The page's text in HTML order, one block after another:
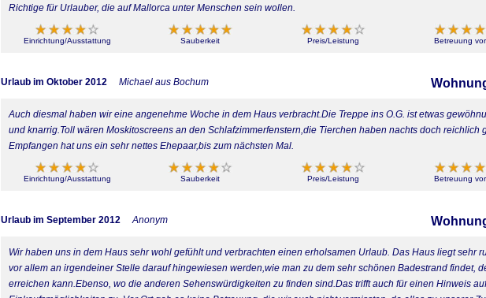
Richtige für Urlauber, die auf Mallorca unter Menschen sein wollen.
Einrichtung/Ausstattung Sauberkeit Preis/Leistung Betreuung
Urlaub im Oktober 2012 Michael aus Bochum
Auch diesmal haben wir eine angenehme Woche in dem Haus verbracht.Die Treppe ins O.G. ist etwas
und knarrig.Toll wären Moskitoscreens an den Schlafzimmerfenstern,die Tierchen haben nachts doch reichlich
Empfangen hat uns ein sehr nettes Ehepaar,bis zum nächsten Mal.
Einrichtung/Ausstattung Sauberkeit Preis/Leistung Betreuung
Urlaub im September 2012 Anonym
Wir haben uns in dem Haus sehr wohl gefühlt und verbrachten einen erholsamen Urlaub. Das Haus liegt sehr
vor allem an irgendeiner Stelle darauf hingewiesen werden,wie man zu dem sehr schönen Badestrand findet,
erreichen kann.Ebenso, wo die anderen Sehenswürdigkeiten zu finden sind.Das trifft auch für einen Hinweis auf